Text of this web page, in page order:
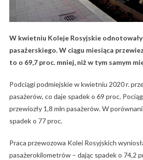
W kwietniu Koleje Rosyjskie odnotowały
pasażerskiego. W ciągu miesiąca
to o 69,7 proc. mniej, niż w tym samym
Podciągi podmiejskie w kwietniu 2020 r.
pasażerów, co daje spadek o 69 proc.
przewiozły 1,8 mln pasażerów. W
spadek o 77 proc.
Praca przewozowa Kolei Rosyjskich
pasażerokilometrów – dając spadek o 74,2